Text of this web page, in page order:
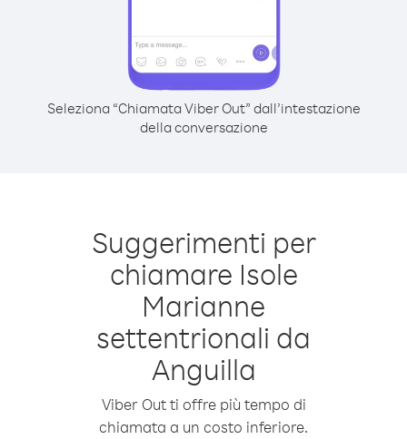
Seleziona “Chiamata Viber Out” dall’intestazione
della conversazione
Suggerimenti per
chiamare Isole
Marianne
settentrionali da
Anguilla
Viber Out ti offre più tempo di
chiamata a un costo inferiore.